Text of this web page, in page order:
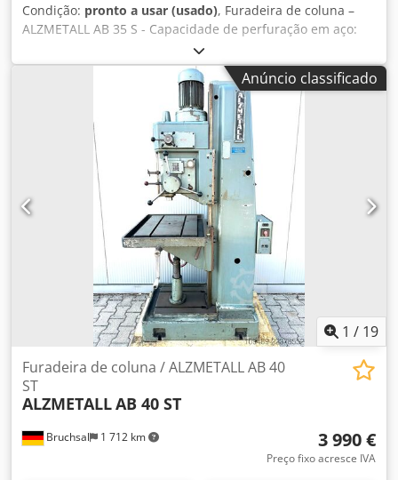
Condição: pronto a usar (usado), Furadeira de coluna –
ALZMETALL AB 35 S - Capacidade de perfuração em aço:
aproximadamente 45 mm Dwsdpfx Asznlf Eog Nja -
Capacidade de perfuração em fundido: aproximadamente
48 mm - Porta-fuso: MK 4 - Distância do fuso ao poste:
aproximadamente 350 mm - Curso do fuso:
aproximadamente 180 mm - Rotações do fuso: 2
velocidades / 65 - 1450 rpm (VARIÁVEL) - Avanços
automáticos: 0,1-0,2-0,3-0,4 mm/rotação - Batente de
profundidade de perfuração - Superfície de fixação da
mesa: aproximadamente 600x460 mm - Ajuste da mesa:
aproximadamente 600 mm - Altura da mesa ajustável por
manivela - Diâmetro do poste: aproximadamente 200 mm -
Potência do motor: aproximadamente 3,5 kW - Sistema de
refrigeração - Lâmpada de trabalho - Indicador de
velocidade Dimensões: C x L x A 1,1 x 0,7 x 2,1 metros /
Peso: aproximadamente 1200 kg Salvo erros e omissões.
Anúncio classificado
1 / 19
Bruchsal 1 712 km
Furadeira de coluna / ALZMETALL AB 40
ST
ALZMETALLAB 40 ST
3 990 €
Preço fixo acresce IVA